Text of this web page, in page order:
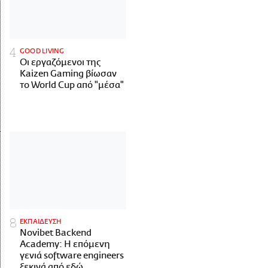
GOOD LIVING
Οι εργαζόμενοι της
Kaizen Gaming βίωσαν
το World Cup από "μέσα"
ΕΚΠΑΙΔΕΥΣΗ
Novibet Backend
Academy: Η επόμενη
γενιά software engineers